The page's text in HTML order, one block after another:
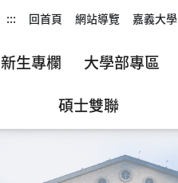
::: 回首頁 網站導覽 嘉義大學
新生專欄 大學部專區
碩士雙聯